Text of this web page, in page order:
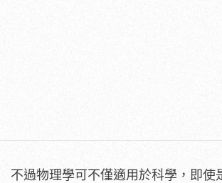
不過物理學可不僅適用於科學，即使